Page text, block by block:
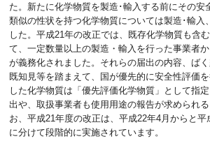
た。新たに化学物質を製造･輸入する前にその安
類似の性状を持つ化学物質については製造･輸入
した。平成21年の改正では、既存化学物質も含
て、一定数量以上の製造・輸入を行った事業者
が義務化されました。それらの届出の内容、ば
既知見等を踏まえて、国が優先的に安全性評価
した化学物質は「優先評価化学物質」として指
出や、取扱事業者も使用用途の報告が求められ
お、平成21年度の改正は、平成22年4月からと
に分けて段階的に実施されています。